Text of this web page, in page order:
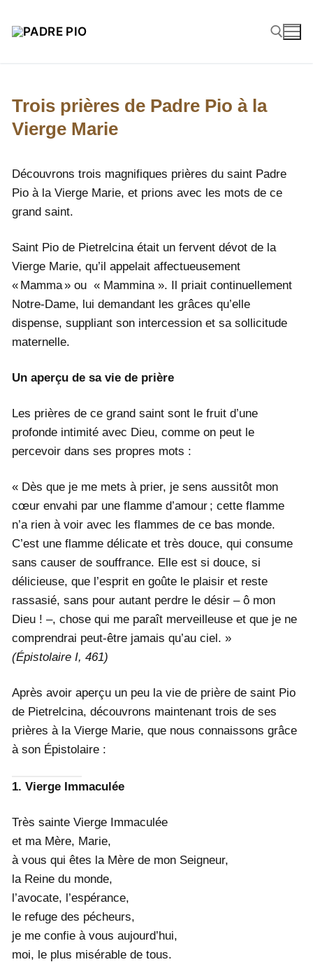
Trois prières de Padre Pio à la
Vierge Marie
Découvrons trois magnifiques prières du saint Padre
Pio à la Vierge Marie, et prions avec les mots de ce
grand saint.
Saint Pio de Pietrelcina était un fervent dévot de la
Vierge Marie, qu’il appelait affectueusement
« Mamma » ou « Mammina ». Il priait continuellement
Notre-Dame, lui demandant les grâces qu’elle
dispense, suppliant son intercession et sa sollicitude
maternelle.
Un aperçu de sa vie de prière
Les prières de ce grand saint sont le fruit d’une
profonde intimité avec Dieu, comme on peut le
percevoir dans ses propres mots :
« Dès que je me mets à prier, je sens aussitôt mon
cœur envahi par une flamme d’amour ; cette flamme
n’a rien à voir avec les flammes de ce bas monde.
C’est une flamme délicate et très douce, qui consume
sans causer de souffrance. Elle est si douce, si
délicieuse, que l’esprit en goûte le plaisir et reste
rassasié, sans pour autant perdre le désir – ô mon
Dieu ! –, chose qui me paraît merveilleuse et que je ne
comprendrai peut-être jamais qu’au ciel. »
(Épistolaire I, 461)
Après avoir aperçu un peu la vie de prière de saint Pio
de Pietrelcina, découvrons maintenant trois de ses
prières à la Vierge Marie, que nous connaissons grâce
à son Épistolaire :
1. Vierge Immaculée
Très sainte Vierge Immaculée
et ma Mère, Marie,
à vous qui êtes la Mère de mon Seigneur,
la Reine du monde,
l’avocate, l’espérance,
le refuge des pécheurs,
je me confie à vous aujourd’hui,
moi, le plus misérable de tous.